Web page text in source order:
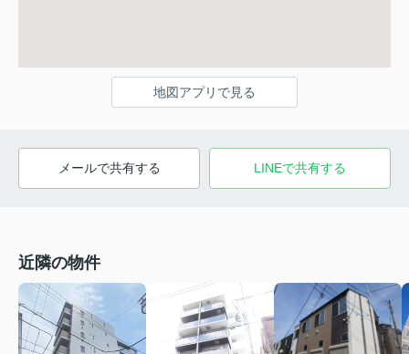
地図アプリで見る
メールで共有する LINEで共有する
近隣の物件